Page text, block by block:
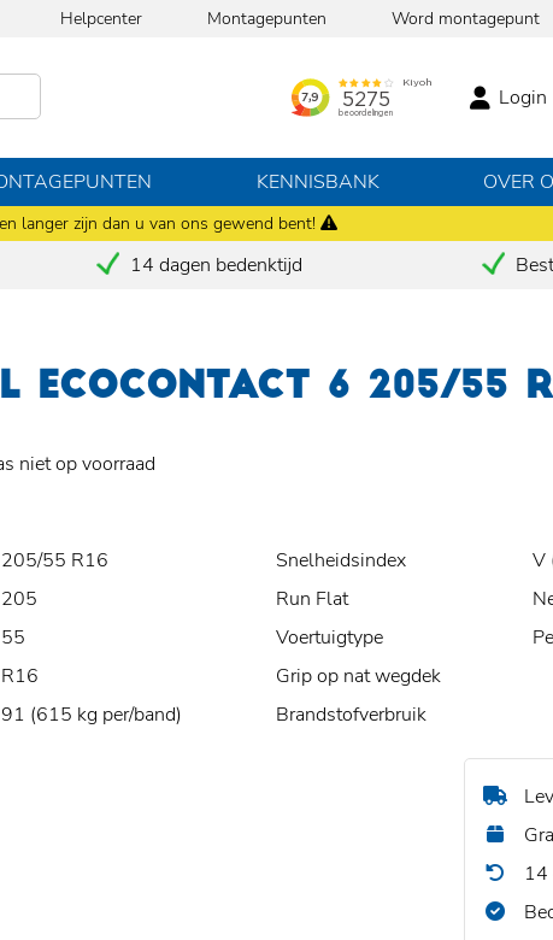
langer zijn dan u van ons gewend bent!
Helpcenter Montagepunten Word montagepunt
Login
KENNISBANK OVER
14 dagen bedenktijd
ECOCONTACT 6 205/55
niet op voorraad
205/55 R16
205
55
R16
91 (615 kg per/band)
Snelheidsindex
V
Run Flat
Voertuigtype
Grip op nat wegdek
Brandstofverbruik
14